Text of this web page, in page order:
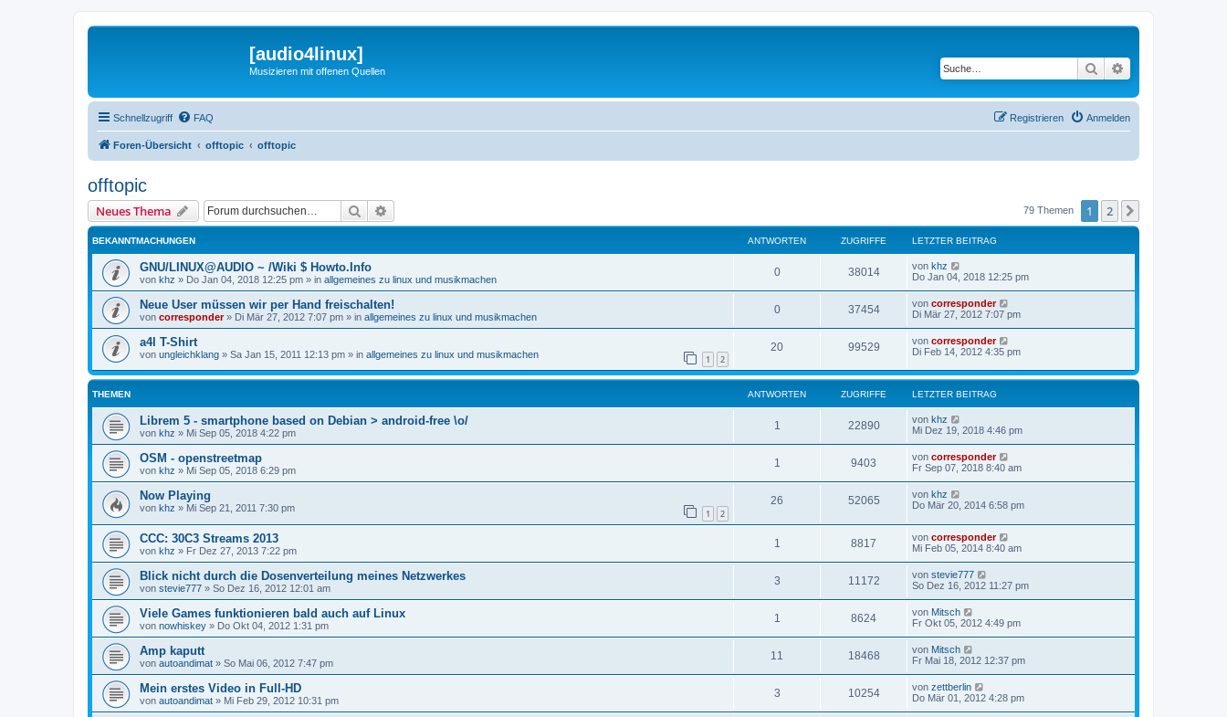
[audio4linux]
Musizieren mit offenen Quellen Suche
Schnellzugriff FAQ Anmelden
Registrieren
Foren-Übersicht offtopic offtopic
offtopic
Neues Thema Suche 79 Themen 1 2
BEKANNTMACHUNGEN ANTWORTEN ZUGRIFFE LETZTER BEITRAG
GNU/LINUX@AUDIO ~ /Wiki $ Howto.Info
von khz » Do Jan 04, 2018 12:25 pm » in allgemeines zu linux und musikmachen
0 38014 von khz
Do Jan 04, 2018 12:25 pm
Neue User müssen wir per Hand freischalten!
von corresponder» Di Mär 27, 2012 7:07 pm » in allgemeines zu linux und musikmachen
0 37454 von corresponder
Di Mär 27, 2012 7:07 pm
a4l T-Shirt
von ungleichklang » Sa Jan 15, 2011 12:13 pm » in allgemeines zu linux und musikmachen 1 2
20 99529 von corresponder
Di Feb 14, 2012 4:35 pm
THEMEN ANTWORTEN ZUGRIFFE LETZTER BEITRAG
Librem 5 - smartphone based on Debian > android-free \o/
von khz » Mi Sep 05, 2018 4:22 pm
1 22890 von khz
Mi Dez 19, 2018 4:46 pm
OSM - openstreetmap
von khz » Mi Sep 05, 2018 6:29 pm
1 9403 von corresponder
Fr Sep 07, 2018 8:40 am
Now Playing
von khz » Mi Sep 21, 2011 7:30 pm 1 2
26 52065 von khz
Do Mär 20, 2014 6:58 pm
CCC: 30C3 Streams 2013
von khz » Fr Dez 27, 2013 7:22 pm
1 8817 von corresponder
Mi Feb 05, 2014 8:40 am
Blick nicht durch die Dosenverteilung meines Netzwerkes
von stevie777 » So Dez 16, 2012 12:01 am
3 11172 von stevie777
So Dez 16, 2012 11:27 pm
Viele Games funktionieren bald auch auf Linux
von nowhiskey » Do Okt 04, 2012 1:31 pm
1 8624 von Mitsch
Fr Okt 05, 2012 4:49 pm
Amp kaputt
von autoandimat » So Mai 06, 2012 7:47 pm
11 18468 von Mitsch
Fr Mai 18, 2012 12:37 pm
Mein erstes Video in Full-HD
von autoandimat » Mi Feb 29, 2012 10:31 pm
3 10254 von zettberlin
Do Mär 01, 2012 4:28 pm